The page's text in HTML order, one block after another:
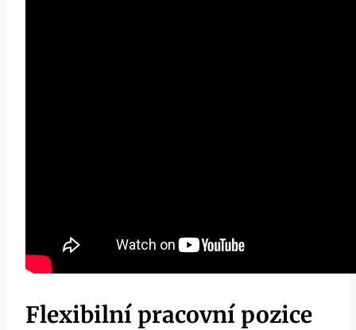
Flexibilní pracovní pozice